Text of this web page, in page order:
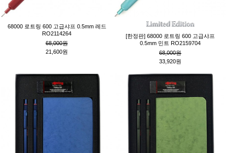
68000 로트링 600 고급샤프 0.5mm 레드
RO2114264
68,000원
21,600원
[한정판] 68000 로트링 600 고급샤프
0.5mm 민트 RO2159704
68,000원
33,920원